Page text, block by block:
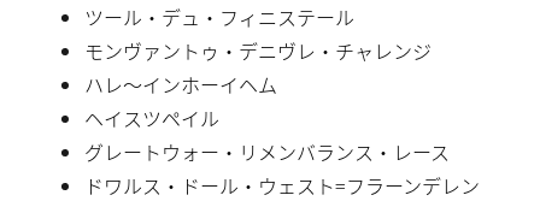
ツール・デュ・フィニステール
モンヴァントゥ・デニヴレ・チャレンジ
ハレ〜インホーイヘム
ヘイスツペイル
グレートウォー・リメンバランス・レース
ドワルス・ドール・ウェスト=フラーンデレン